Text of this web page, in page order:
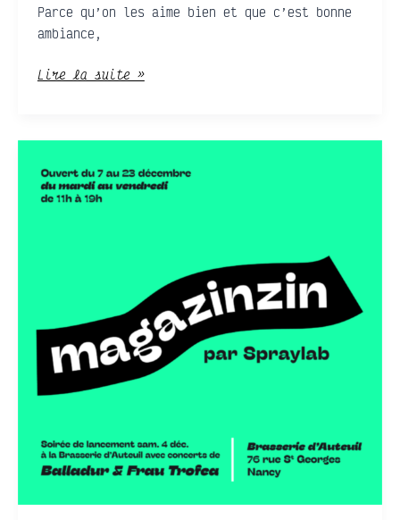
Parce qu’on les aime bien et que c’est bonne
ambiance,
Lire la suite »
le
shop